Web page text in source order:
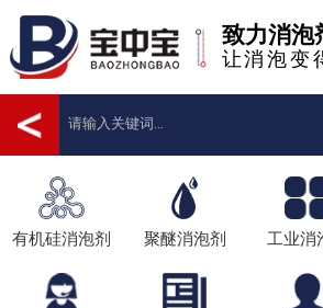
致力消泡
让消泡变
有机硅消泡剂 聚醚消泡剂 工业消